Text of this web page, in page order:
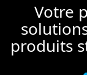
Votre
produits